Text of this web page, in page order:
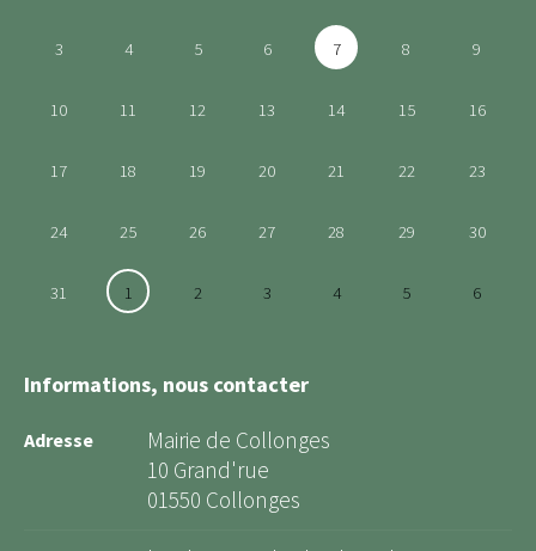
3 4 5 6 7 8 9
10 11 12 13 14 15 16
17 18 19 20 21 22 23
24 25 26 27 28 29 30
31 1 2 3 4 5 6
Informations, nous contacter
Adresse
Mairie de Collonges
10 Grand'rue
01550 Collonges